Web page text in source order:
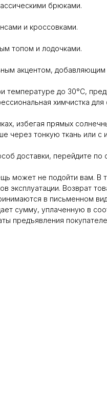
брюками.
и кроссовками.
топом и лодочками.
акцентом, добавляющим
до 30°C,
химчистка для
избегая прямых
через тонкую ткань или с
доставки, перейдите по
может не подойти вам. В
эксплуатации. Возврат
в письменном
сумму, уплаченную в
предъявления